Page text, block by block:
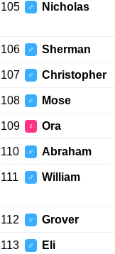
105 ♂ Nicholas
106 ♂ Sherman
107 ♂ Christopher
108 ♂ Mose
109 ♀ Ora
110 ♂ Abraham
111 ♂ William
112 ♂ Grover
113 ♂ Eli